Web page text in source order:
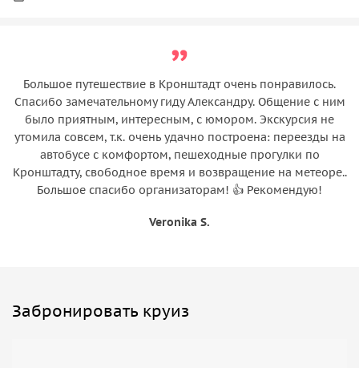
Большое путешествие в Кронштадт очень понравилось.
Спасибо замечательному гиду Александру. Общение с ним
было приятным, интересным, с юмором. Экскурсия не
утомила совсем, т.к. очень удачно построена: переезды на
автобусе с комфортом, пешеходные прогулки по
Кронштадту, свободное время и возвращение на метеоре..
Большое спасибо организаторам! 👍 Рекомендую!
Veronika S.
Забронировать круиз